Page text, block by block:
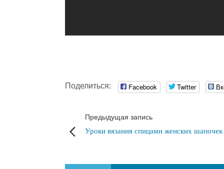
Поделиться: Facebook Twitter
Предыдущая запись
Уроки вязания спицами женских шапочек